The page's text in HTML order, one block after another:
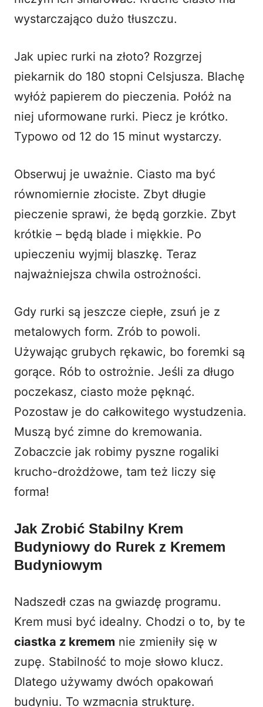
wystarczająco dużo tłuszczu.
Jak upiec rurki na złoto? Rozgrzej
piekarnik do 180 stopni Celsjusza. Blachę
wyłóż papierem do pieczenia. Połóż na
niej uformowane rurki. Piecz je krótko.
Typowo od 12 do 15 minut wystarczy.
Obserwuj je uważnie. Ciasto ma być
równomiernie złociste. Zbyt długie
pieczenie sprawi, że będą gorzkie. Zbyt
krótkie – będą blade i miękkie. Po
upieczeniu wyjmij blaszkę. Teraz
najważniejsza chwila ostrożności.
Gdy rurki są jeszcze ciepłe, zsuń je z
metalowych form. Zrób to powoli.
Używając grubych rękawic, bo foremki są
gorące. Rób to ostrożnie. Jeśli za długo
poczekasz, ciasto może pęknąć.
Pozostaw je do całkowitego wystudzenia.
Muszą być zimne do kremowania.
Zobaczcie jak robimy pyszne rogaliki
krucho-drożdżowe, tam też liczy się
forma!
Jak Zrobić Stabilny Krem
Budyniowy do Rurek z Kremem
Budyniowym
Nadszedł czas na gwiazdę programu.
Krem musi być idealny. Chodzi o to, by te
ciastka z kremem nie zmieniły się w
zupę. Stabilność to moje słowo klucz.
Dlatego używamy dwóch opakowań
budyniu. To wzmacnia strukturę.